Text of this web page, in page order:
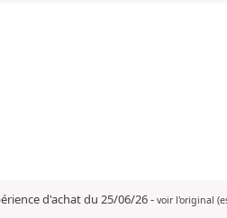
d'achat du 25/06/26- voir l'original